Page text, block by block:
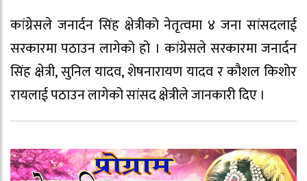
कांग्रेसले जनार्दन सिंह क्षेत्रीको नेतृत्वमा ४ जना सांसदलाई
सरकारमा पठाउन लागेको हो । कांग्रेसले सरकारमा जनार्दन
सिंह क्षेत्री, सुनिल यादव, शेषनारायण यादव र कौशल किशोर
रायलाई पठाउन लागेको सांसद क्षेत्रीले जानकारी दिए ।